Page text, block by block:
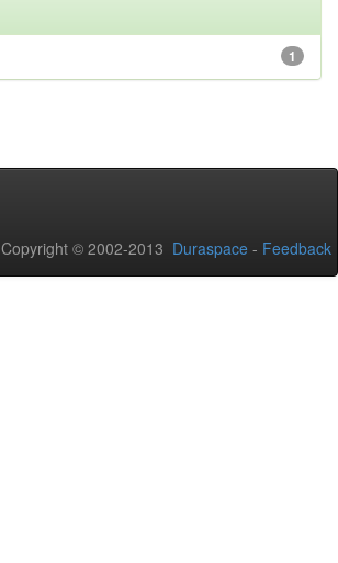
1
Copyright © 2002-2013 Duraspace - Feedback